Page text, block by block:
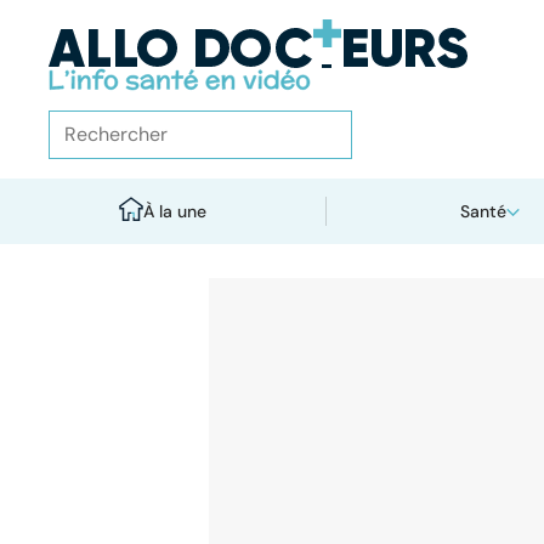
À la une Santé